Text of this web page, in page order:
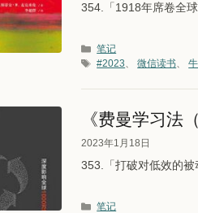
354.「1918年席卷全
分类
笔记
标签
#2023、微信读书、
《费曼学习法
2023年1月18日
353.「打破对低效的
分类
笔记